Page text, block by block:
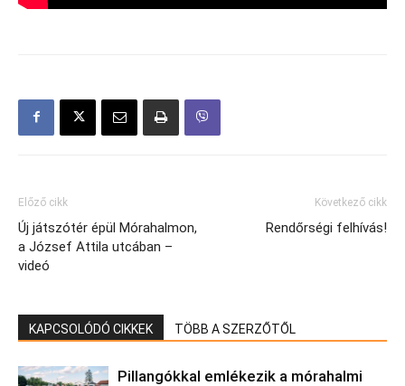
Előző cikk
Új játszótér épül Mórahalmon,
a József Attila utcában –
videó
Következő cikk
Rendőrségi felhívás!
KAPCSOLÓDÓ CIKKEK TÖBB A SZERZŐTŐL
Pillangókkal emlékezik a mórahalmi